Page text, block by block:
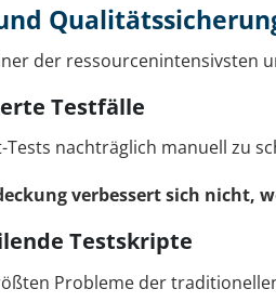
der ressourcenintensivsten
Testfälle
nachträglich manuell zu
verbessert sich nicht,
Testskripte
Probleme der